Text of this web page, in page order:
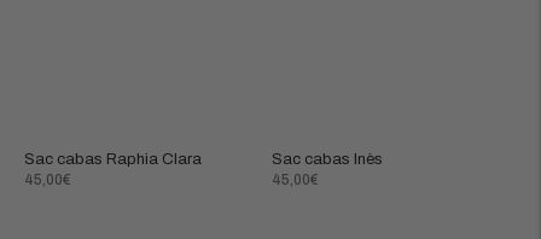
Sac cabas Raphia Clara
Prix
45,00€
Sac cabas Inès
Prix
45,00€